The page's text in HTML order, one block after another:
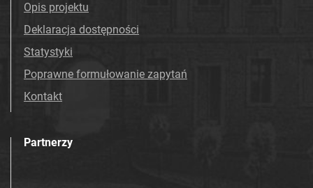
Opis projektu
Deklaracja dostępności
Statystyki
Poprawne formułowanie zapytań
Kontakt
Partnerzy